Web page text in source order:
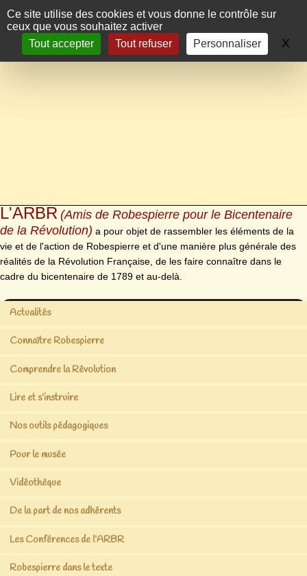
Panneau de gestion des cookies
Ce site utilise des cookies et vous donne le contrôle sur
ceux que vous souhaitez activer
Tout accepter
Tout refuser Personnaliser X
L'ARBR (Amis de Robespierre pour le Bicentenaire
de la Révolution) a pour objet de rassembler les éléments de la
vie et de l'action de Robespierre et d'une manière plus générale des
réalités de la Révolution Française, de les faire connaître dans le
cadre du bicentenaire de 1789 et au-delà.
Actualités
Connaître Robespierre
Comprendre la Révolution
Lire et s’instruire
Nos outils pédagogiques
Pour le musée
Vidéothèque
De la part de nos adhérents
Les Conférences de l’ARBR
Robespierre dans le texte